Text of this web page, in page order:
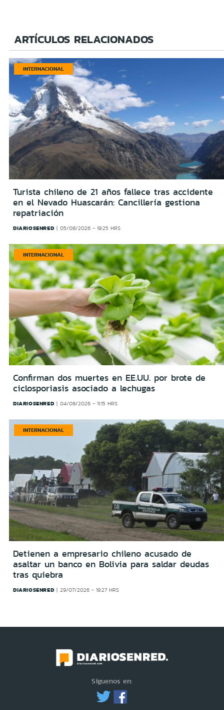
ARTÍCULOS RELACIONADOS
INTERNACIONAL
Turista chileno de 21 años fallece tras accidente
en el Nevado Huascarán: Cancillería gestiona
repatriación
DIARIOSENRED 05/08/2026 - 19:25 HRS
INTERNACIONAL
Confirman dos muertes en EE.UU. por brote de
ciclosporiasis asociado a lechugas
DIARIOSENRED 04/08/2026 - 11:15 HRS
INTERNACIONAL
Detienen a empresario chileno acusado de
asaltar un banco en Bolivia para saldar deudas
tras quiebra
DIARIOSENRED 29/07/2026 - 19:27 HRS
Síguenos en: